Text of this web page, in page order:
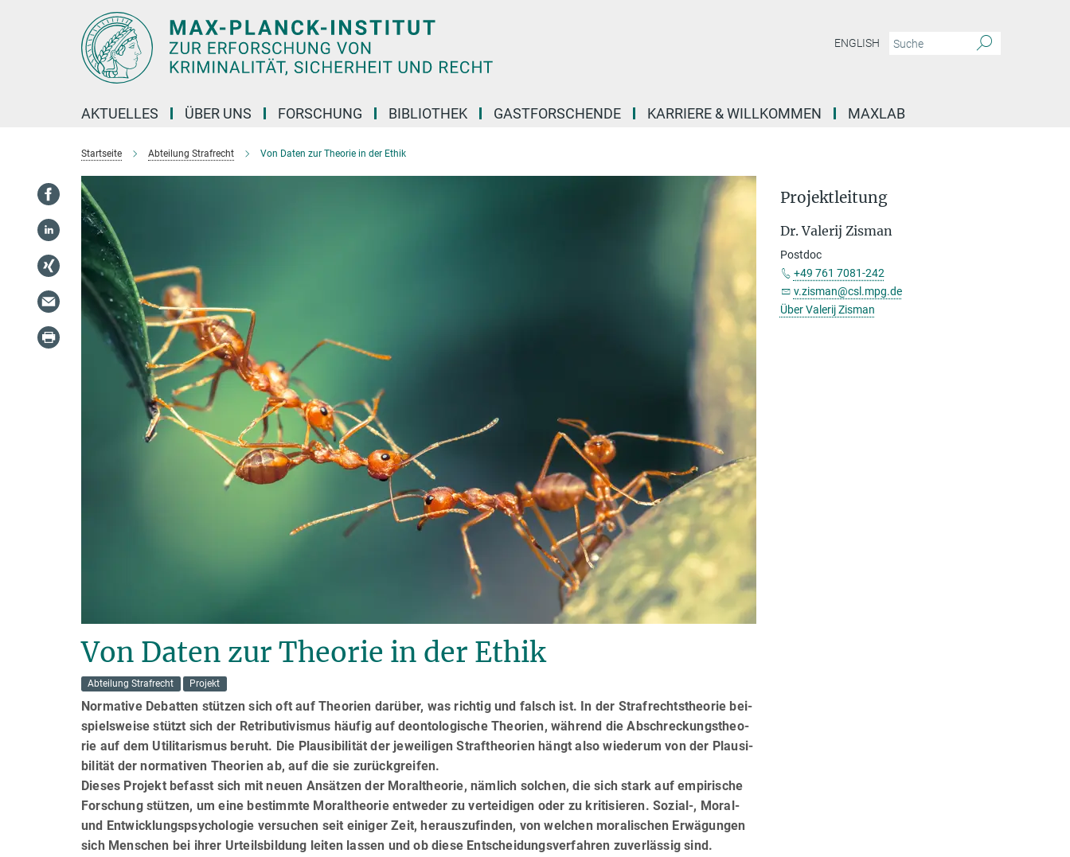
ENGLISH
AKTUELLES ÜBER UNS FORSCHUNG BIBLIOTHEK GASTFORSCHENDE KARRIERE & WILLKOMMEN MAXLAB
Startseite Abteilung Strafrecht Von Daten zur Theorie in der Ethik
Von Daten zur Theorie in der Ethik
Abteilung Strafrecht Projekt
Normative Debatten stützen sich oft auf Theorien darüber, was richtig und falsch ist. In der Strafrechtstheorie bei­
spiels­wei­se stützt sich der Retributivismus häu­fig auf deontologische Theorien, während die Abschre­ckungs­theo­
rie auf dem Utilitarismus beruht. Die Plausibilität der jeweiligen Straftheorien hängt also wiederum von der Plau­si­
bi­li­tät der normativen Theorien ab, auf die sie zurückgreifen.
Dieses Projekt befasst sich mit neuen Ansätzen der Moraltheorie, nämlich solchen, die sich stark auf empirische
Forschung stützen, um eine bestimmte Moraltheorie entweder zu verteidigen oder zu kritisieren. Sozial-, Moral-
und Entwicklungspsychologie versuchen seit einiger Zeit, herauszufinden, von welchen mo­ra­li­schen Erwägungen
sich Menschen bei ihrer Urteilsbildung leiten lassen und ob diese Entscheidungsverfahren zuverlässig sind.
Projektleitung
Dr. Valerij Zisman
Postdoc
+49 761 7081-242
v.zisman@csl.mpg.de
Über Valerij Zisman